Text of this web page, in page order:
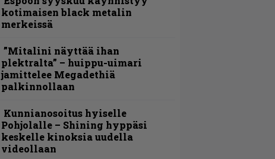
kotimaisen black metalin
merkeissä
”Mitalini näyttää ihan
plektralta” – huippu-uimari
jamittelee Megadethiä
palkinnollaan
Kunnianosoitus hyiselle
Pohjolalle – Shining hyppäsi
keskelle kinoksia uudella
videollaan